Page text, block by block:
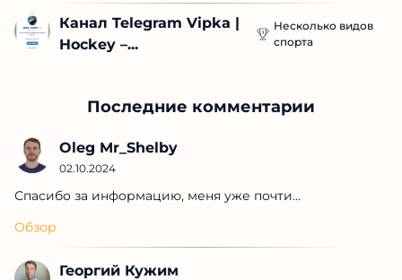
Канал Telegram Vipka |
Hockey –...
Несколько видов
спорта
Последние комментарии
Oleg Mr_Shelby
02.10.2024
Спасибо за информацию, меня уже почти...
Обзор
Георгий Кужим